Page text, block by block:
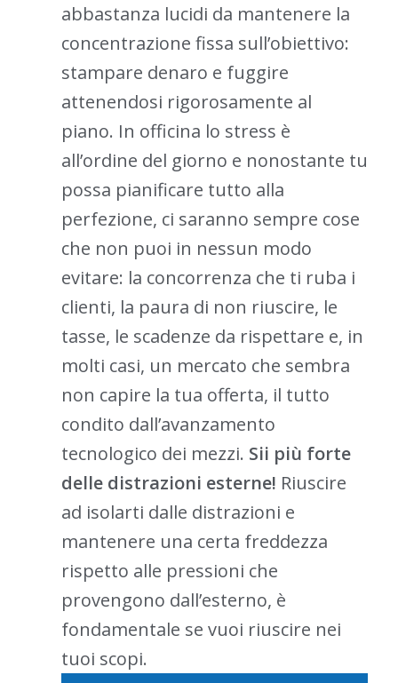
abbastanza lucidi da mantenere la
concentrazione fissa sull’obiettivo:
stampare denaro e fuggire
attenendosi rigorosamente al
piano. In officina lo stress è
all’ordine del giorno e nonostante tu
possa pianificare tutto alla
perfezione, ci saranno sempre cose
che non puoi in nessun modo
evitare: la concorrenza che ti ruba i
clienti, la paura di non riuscire, le
tasse, le scadenze da rispettare e, in
molti casi, un mercato che sembra
non capire la tua offerta, il tutto
condito dall’avanzamento
tecnologico dei mezzi. Sii più forte
delle distrazioni esterne! Riuscire
ad isolarti dalle distrazioni e
mantenere una certa freddezza
rispetto alle pressioni che
provengono dall’esterno, è
fondamentale se vuoi riuscire nei
tuoi scopi.